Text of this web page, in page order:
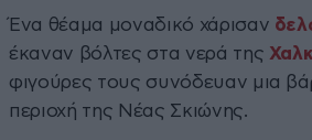
Ένα θέαμα μοναδικό χάρισαν
έκαναν βόλτες στα νερά της
φιγούρες τους συνόδευαν μια
περιοχή της Νέας Σκιώνης.